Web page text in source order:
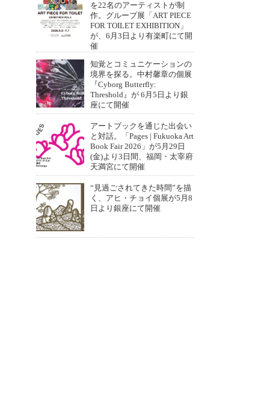
を22名のアーティストが制
作。グループ展「ART PIECE
FOR TOILET EXHIBITION」
が、6月3日より有楽町にて開
催
知覚とコミュニケーションの
境界を探る。中村馨章の個展
『Cyborg Butterfly:
Threshold』が 6月5日より銀
座にて開催
アートブックを通じた出会い
と対話。「Pages | Fukuoka Art
Book Fair 2026」が5月29日
(金)より3日間、福岡・太宰府
天満宮にて開催
“見過ごされてきた時間”を描
く、アヒ・チョイ個展が5月8
日より銀座にて開催